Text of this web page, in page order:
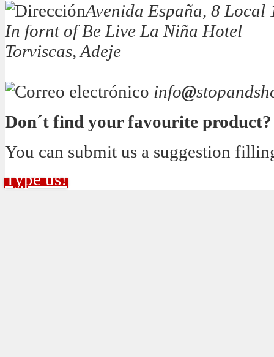
Avenida España, 8 Local
In fornt of Be Live La Niña Hotel
Torviscas, Adeje
info@
Don´t find your favourite product?
You can submit us a suggestion
Type us!